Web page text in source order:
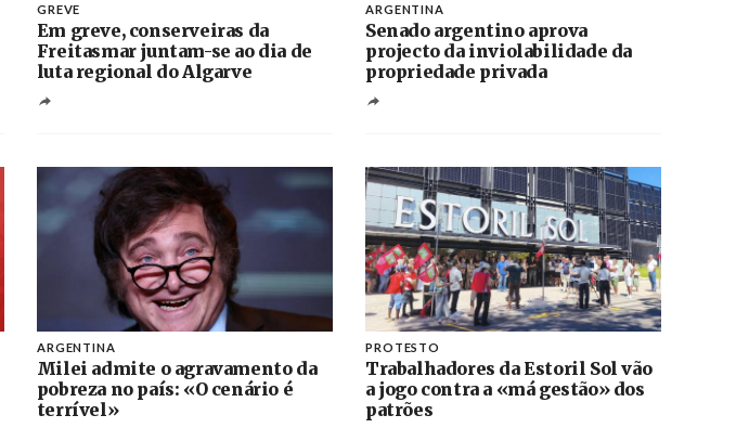
GREVE
Em greve, conserveiras da
Freitasmar juntam-se ao dia de
luta regional do Algarve
ARGENTINA
Senado argentino aprova
projecto da inviolabilidade da
propriedade privada
ARGENTINA
Milei admite o agravamento da
pobreza no país: «O cenário é
terrível»
PROTESTO
Trabalhadores da Estoril Sol vão
a jogo contra a «má gestão» dos
patrões